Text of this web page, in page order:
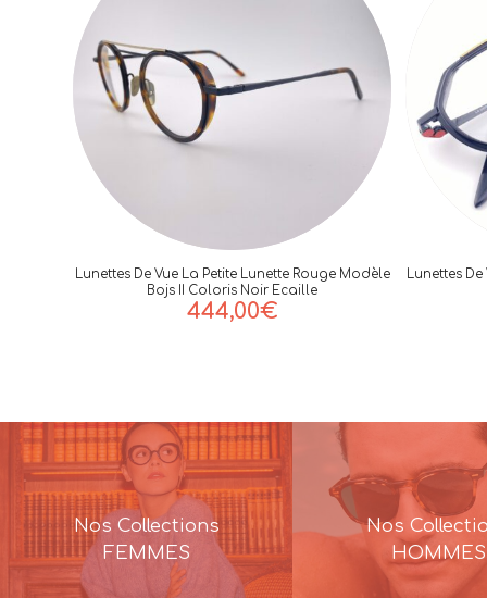
Lunettes De Vue La Petite Lunette Rouge Modèle
Bojs II Coloris Noir Ecaille
444,00€
Lunettes
Nos Collections
FEMMES
Nos
HOMMES